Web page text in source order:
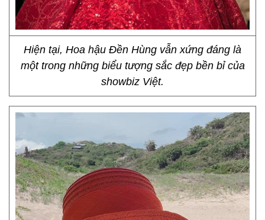
Hiện tại, Hoa hậu Đền Hùng vẫn xứng đáng là
một trong những biểu tượng sắc đẹp bền bỉ của
showbiz Việt.